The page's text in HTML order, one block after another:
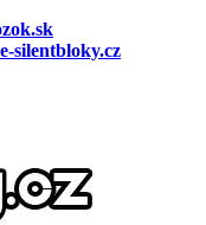
silentbloky.cz